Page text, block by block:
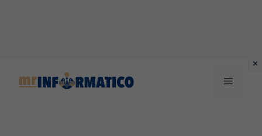
Menu